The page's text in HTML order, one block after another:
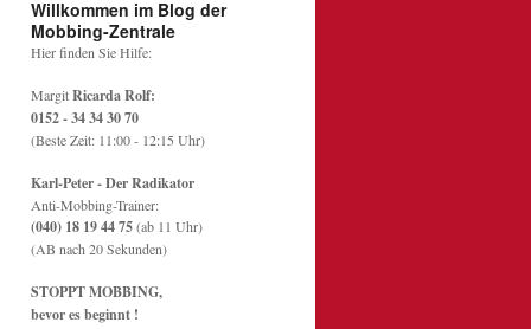
Willkommen im Blog der
Mobbing-Zentrale
Hier finden Sie Hilfe:
MargitRicarda Rolf:
0152 - 34 34 30 70
(Beste Zeit: 11:00 - 12:15 Uhr)
Karl-Peter - Der Radikator
Anti-Mobbing-Trainer:
(040) 18 19 44 75(ab 11 Uhr)
(AB nach 20 Sekunden)
STOPPT MOBBING,
bevor es beginnt !